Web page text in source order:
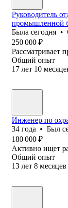
Руководитель
промышленной
Была сегодня •
250 000 ₽
Рассматривает
Общий опыт
17 лет 10
Инженер по
34 года • Был
180 000 ₽
Активно ищет
Общий опыт
13 лет 8 месяцев